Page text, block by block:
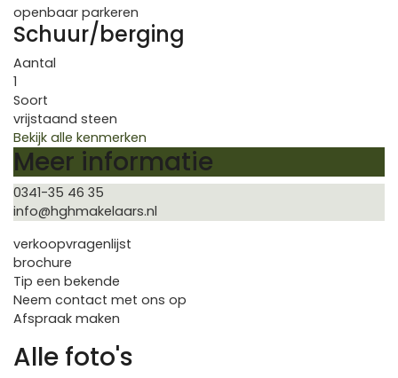
openbaar parkeren
Schuur/berging
Aantal
1
Soort
vrijstaand steen
Bekijk alle kenmerken
Meer informatie
0341-35 46 35
info@hghmakelaars.nl
verkoopvragenlijst
brochure
Tip een bekende
Neem contact met ons op
Afspraak maken
Alle foto's